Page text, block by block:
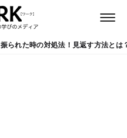
振られた時の対処法！見返す方法とは